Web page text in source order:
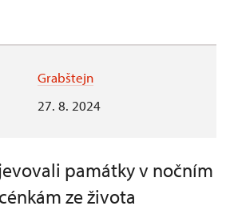
Grabštejn
27. 8. 2024
památky v nočním
ze života